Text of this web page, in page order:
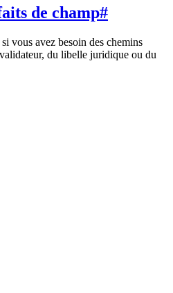
de champ#
vous avez besoin des chemins
du libelle juridique ou du